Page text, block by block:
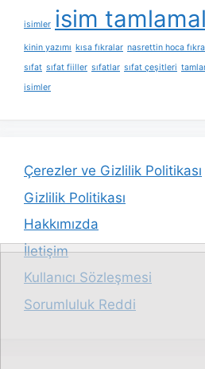
isimler isim
kinin yazımı kısa fıkralar nasrettin hoca
sıfat sıfat fiiller sıfatlar sıfat çeşitleri
isimler
Çerezler ve Gizlilik Politikası
Gizlilik Politikası
Hakkımızda
İletişim
Kullanıcı Sözleşmesi
Sorumluluk Reddi